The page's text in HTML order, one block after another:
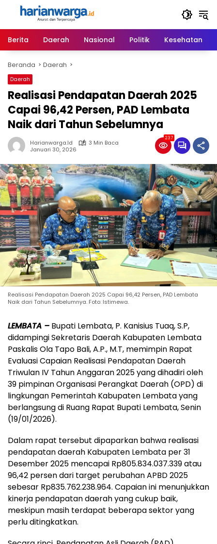
Langsung
Berita
Daerah Nasional Politik Kesehatan
Beranda Daerah
Daerah
Realisasi Pendapatan Daerah 2025
Capai 96,42 Persen, PAD Lembata
Naik dari Tahun Sebelumnya
Harianwarga.id
3 Min Baca
Januari 30, 2026
237
Realisasi Pendapatan Daerah 2025 Capai 96,42 Persen, PAD Lembata
Naik dari Tahun Sebelumnya. Foto: Istimewa.
LEMBATA – Bupati Lembata, P. Kanisius Tuaq, S.P,
didampingi Sekretaris Daerah Kabupaten Lembata
Paskalis Ola Tapo Bali, A.P., M.T, memimpin Rapat
Evaluasi Capaian Realisasi Pendapatan Daerah
Triwulan IV Tahun Anggaran 2025 yang dihadiri oleh
39 pimpinan Organisasi Perangkat Daerah (OPD) di
lingkungan Pemerintah Kabupaten Lembata yang
berlangsung di Ruang Rapat Bupati Lembata, Senin
(19/01/2026).
Dalam rapat tersebut dipaparkan bahwa realisasi
pendapatan daerah Kabupaten Lembata per 31
Desember 2025 mencapai Rp805.834.037.339 atau
96,42 persen dari target perubahan APBD 2025
sebesar Rp835.762.238.964. Capaian ini menunjukkan
kinerja pendapatan daerah yang cukup baik,
meskipun masih terdapat beberapa sektor yang
perlu ditingkatkan.